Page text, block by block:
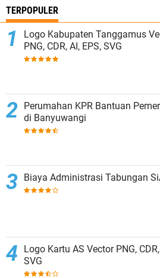
TERPOPULER
Logo Kabupaten Tanggamus
PNG, CDR, AI, EPS, SVG
Perumahan KPR Bantuan
di Banyuwangi
Biaya Administrasi Tabungan
Logo Kartu AS Vector PNG,
SVG